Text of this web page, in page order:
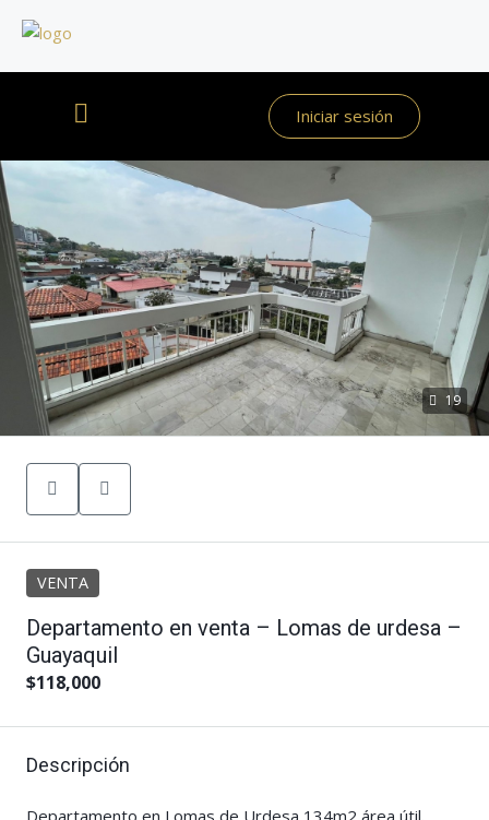
Iniciar sesión
19
VENTA
Departamento en venta – Lomas de urdesa –
Guayaquil
$118,000
Descripción